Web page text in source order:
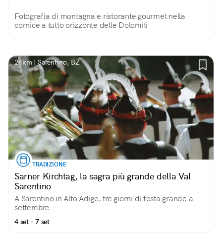
Fotografia di montagna e ristorante gourmet nella
cornice a tutto orizzonte delle Dolomiti
24km | Sarentino, BZ
TRADIZIONE
Sarner Kirchtag, la sagra più grande della Val
Sarentino
A Sarentino in Alto Adige, tre giorni di festa grande a
settembre
4 set - 7 set